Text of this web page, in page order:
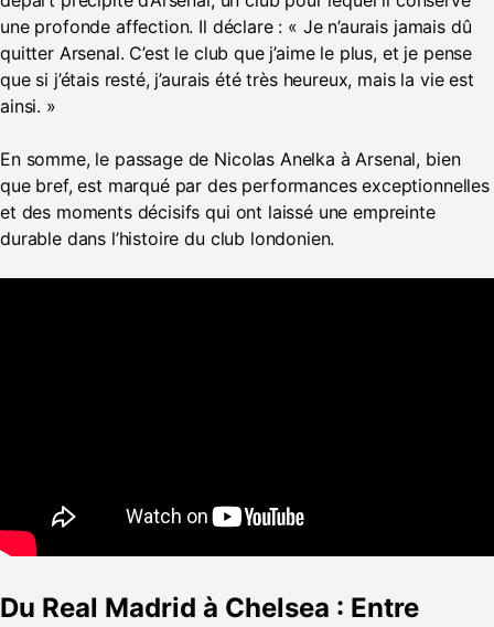
une profonde affection. Il déclare : « Je n’aurais jamais dû
quitter Arsenal. C’est le club que j’aime le plus, et je pense
que si j’étais resté, j’aurais été très heureux, mais la vie est
ainsi. »
En somme, le passage de Nicolas Anelka à Arsenal, bien
que bref, est marqué par des performances exceptionnelles
et des moments décisifs qui ont laissé une empreinte
durable dans l’histoire du club londonien.
Du Real Madrid à Chelsea : Entre